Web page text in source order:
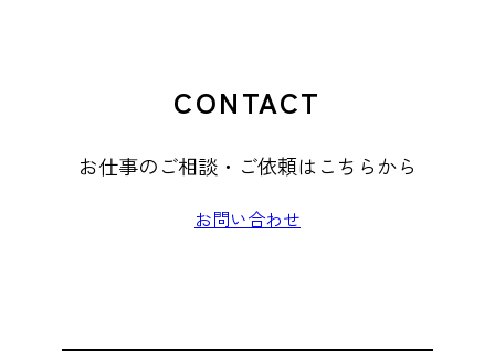
CONTACT
お仕事のご相談・ご依頼はこちらから
お問い合わせ